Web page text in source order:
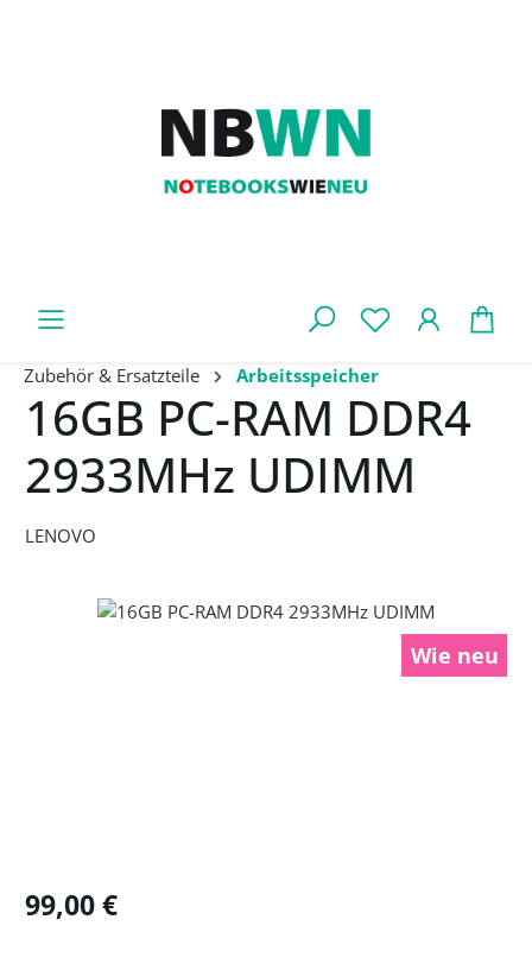
Zubehör & Ersatzteile Arbeitsspeicher
16GB PC-RAM DDR4
2933MHz UDIMM
LENOVO
Bildergalerie überspringen
Wie neu
Regulärer Preis:
99,00 €